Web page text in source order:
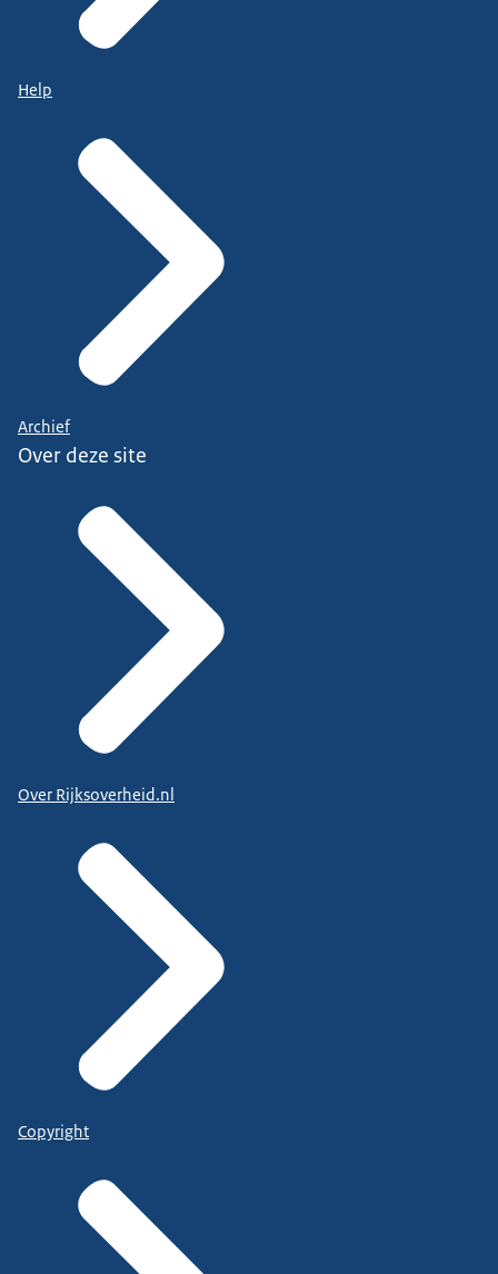
Help
Archief
Over deze site
Over Rijksoverheid.nl
Copyright